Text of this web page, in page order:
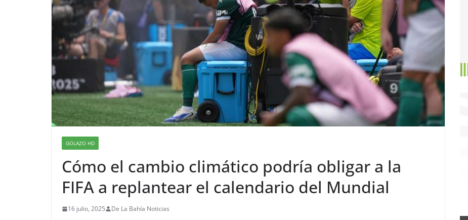
GOLAZO HD
Cómo el cambio climático podría obligar a la
FIFA a replantear el calendario del Mundial
16 julio, 2025 De La Bahía Noticias